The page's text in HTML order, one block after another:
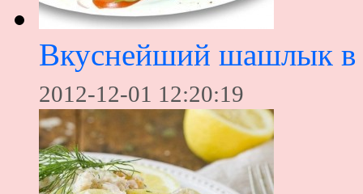
Вкуснейший шашлык в
2012-12-01 12:20:19